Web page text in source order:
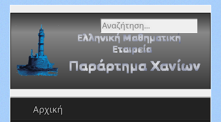
Αναζήτηση...
Αρχική